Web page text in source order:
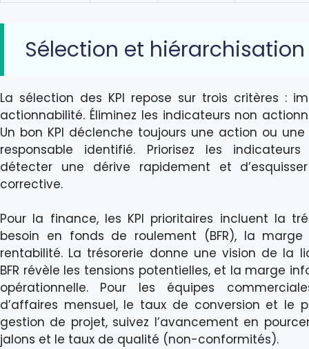
Sélection et hiérarchisation
La sélection des KPI repose sur trois critères :
actionnabilité. Éliminez les indicateurs non
Un bon KPI déclenche toujours une action ou
responsable identifié. Priorisez les
détecter une dérive rapidement et
corrective.
Pour la finance, les KPI prioritaires incluent la
besoin en fonds de roulement (BFR), la
rentabilité. La trésorerie donne une vision de la
BFR révèle les tensions potentielles, et la marge
opérationnelle. Pour les équipes
d’affaires mensuel, le taux de conversion et le
gestion de projet, suivez l’avancement en
jalons et le taux de qualité (non-conformités).